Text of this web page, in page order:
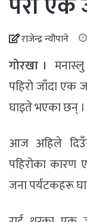
राजेन्द्र न्यौपाने
गोरखा ।
पहिरो जाँदा
घाइते भएका छन् ।
आज अहिले
पहिरोका कारण
जना पर्यटकहरू